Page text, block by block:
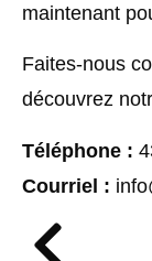
maintenant
Faites-nous
découvrez
Téléphone :
Courriel :